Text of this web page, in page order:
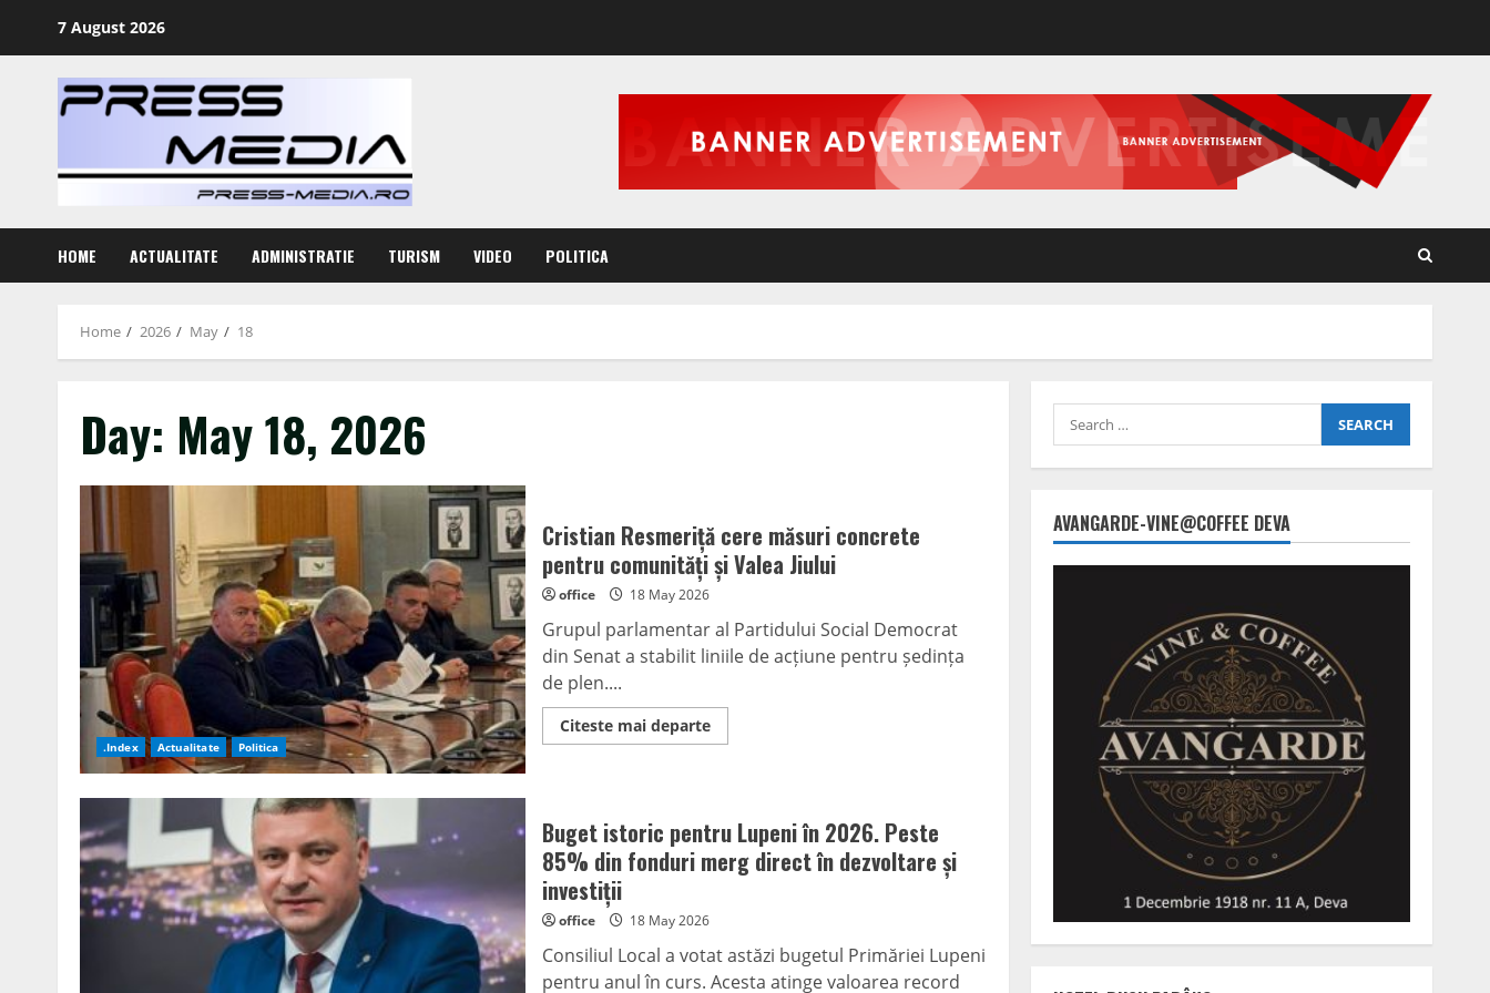
7 August 2026
HOME ACTUALITATE ADMINISTRATIE TURISM VIDEO POLITICA
Home 2026 May 18
Day: May 18, 2026
.Index Actualitate Politica
Cristian Resmeriță cere măsuri concrete
pentru comunități și Valea Jiului
office 18 May 2026
Grupul parlamentar al Partidului Social Democrat
din Senat a stabilit liniile de acțiune pentru ședința
de plen....
Citeste mai departeRead
more
concrete
pentru
comunități
Buget istoric pentru Lupeni în 2026. Peste
85% din fonduri merg direct în dezvoltare și
investiții
office 18 May 2026
Consiliul Local a votat astăzi bugetul Primăriei Lupeni
pentru anul în curs. Acesta atinge valoarea record
Search
for:
AVANGARDE-VINE@COFFEE DEVA